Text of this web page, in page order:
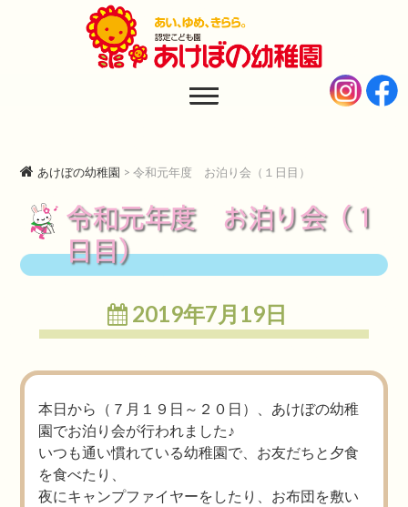
あけぼの幼稚園
あけぼの幼稚園 >令和元年度 お泊り会（１日目）
令和元年度 お泊り会（１
日目）
2019年7月19日
本日から（７月１９日～２０日）、あけぼの幼稚
園でお泊り会が行われました♪
いつも通い慣れている幼稚園で、お友だちと夕食
を食べたり、
夜にキャンプファイヤーをしたり、お布団を敷い